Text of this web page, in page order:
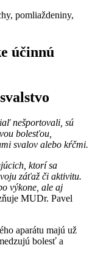
pomliaždeniny,
účinnú
nešportovali, sú
bolesťou,
svalov alebo kŕčmi.
ktorí sa
záťaž či aktivitu.
výkone, ale aj
MUDr. Pavel
aparátu majú už
bolesť a